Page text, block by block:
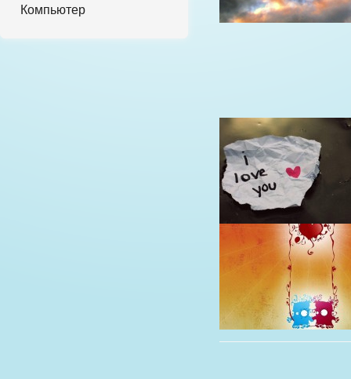
Компьютер